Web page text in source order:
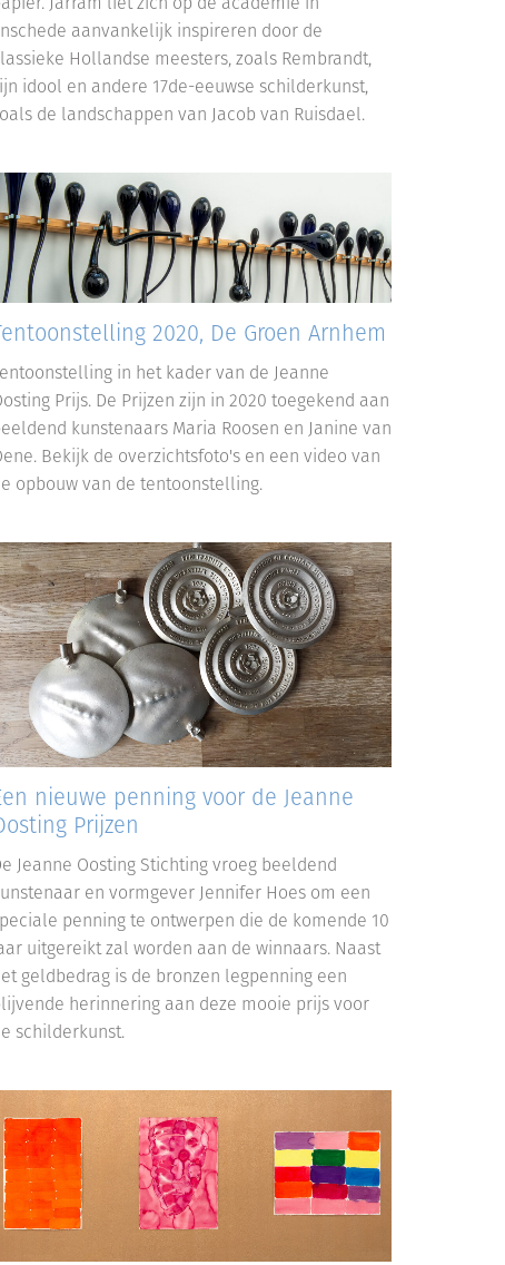
aanvankelijk inspireren door de
Hollandse meesters, zoals Rembrandt,
idool en andere 17de-eeuwse schilderkunst,
de landschappen van Jacob van Ruisdael.
2020, De Groen Arnhem
in het kader van de Jeanne
Prijs. De Prijzen zijn in 2020 toegekend aan
kunstenaars Maria Roosen en Janine van
Bekijk de overzichtsfoto's en een video van
opbouw van de tentoonstelling.
nieuwe penning voor de Jeanne
Prijzen
Jeanne Oosting Stichting vroeg beeldend
en vormgever Jennifer Hoes om een
penning te ontwerpen die de komende 10
uitgereikt zal worden aan de winnaars. Naast
geldbedrag is de bronzen legpenning een
herinnering aan deze mooie prijs voor
schilderkunst.